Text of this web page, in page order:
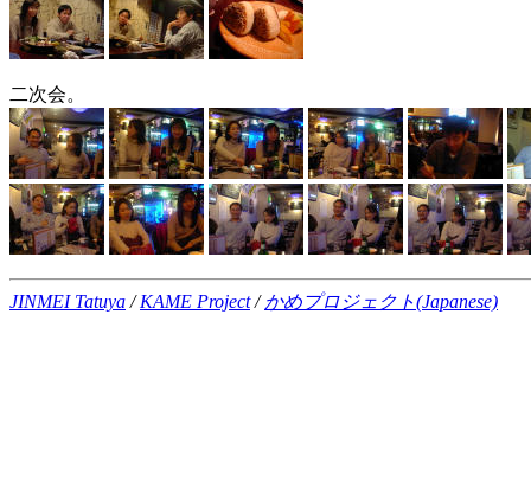
二次会。
JINMEI Tatuya /KAME Project/ かめプロジェクト(Japanese)